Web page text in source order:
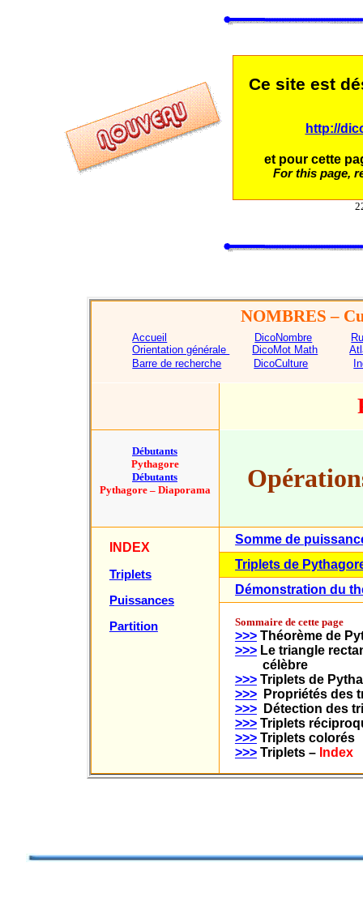
Ce site est
http://
et pour cette
For this page,
NOMBRES –
Accueil DicoNombre
Orientation générale
DicoMot Math
Barre de recherche
DicoCulture
Débutants
Pythagore
Débutants
Pythagore – Diaporama
INDEX
Triplets
Puissances
Partition
Somme de
Triplets de
Démonstration du
Sommaire de cette page
>>>Théorème de
>>>Le triangle
célèbre
>>> Triplets de
>>>
Propriétés des
>>>
Détection des
>>>Triplets
>>>Triplets colorés
>>>Triplets – Index